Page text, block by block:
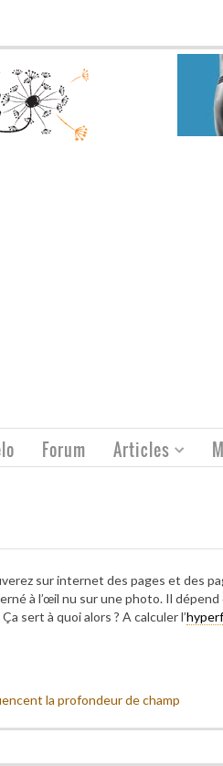
Forum Articles
sur internet des pages et des
à l’œil nu sur une photo. Il dépend
sert à quoi alors ? A calculer l’
la profondeur de champ